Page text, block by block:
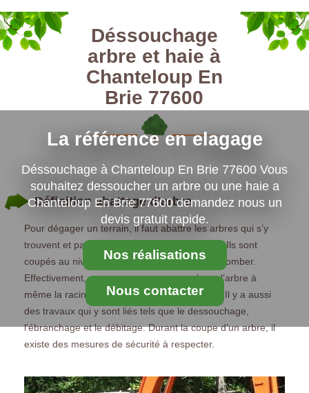
La référence en elagage
Déssouchage à Chanteloup En Brie 77600 Vous
souhaitez dessoucher un arbre ou une haie a
Chanteloup En Brie 77600 demandez nous un
devis gratuit rapide.
Nos réalisations
Nous contacter
Déssouchage
arbre et haie à
Chanteloup En
Brie 77600
Définition abattage d’arbre
Pour dégager un terrain, il faut abattre les arbres qui s’y
trouvent et par la suite enlever leurs souches. Ils sont
coupés au niveau de leur base et ensuite fait tomber.
Effectivement, nous ne pouvons pas enlever l’arbre à
même la racine car ce ne serait pas possible. Il y a aussi
des travaux qui y sont liés tels que le dessouchage,
l’ébranchage et le débitage. Durant la coupe d’un arbre, il
existe des mesures de sécurité à respecter.